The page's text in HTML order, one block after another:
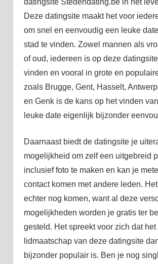
Deze datingsite maakt het voor
om snel en eenvoudig een leuke
stad te vinden. Zowel mannen als
of oud, iedereen is op deze
vinden en vooral in grote en
zoals Brugge, Gent, Hasselt,
en Genk is de kans op het vinden
leuke date eigenlijk bijzonder
Daarnaast biedt de datingsite je
mogelijkheid om zelf een uitgebreid
inclusief foto te maken en kan je
contact komen met andere leden.
echter nog komen, want al deze
mogelijkheden worden je gratis ter
gesteld. Het spreekt voor zich dat het
lidmaatschap van deze datingsite
bijzonder populair is. Ben je nog